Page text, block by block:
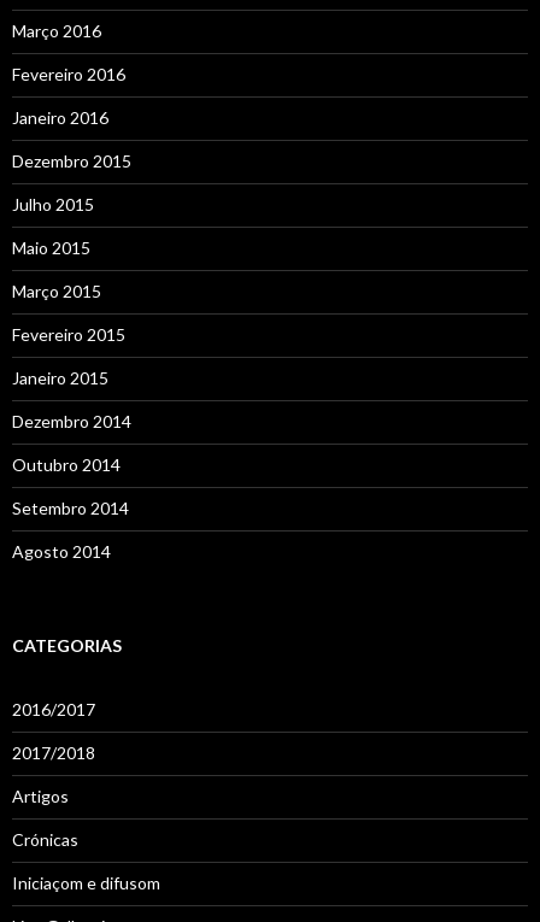
Março 2016
Fevereiro 2016
Janeiro 2016
Dezembro 2015
Julho 2015
Maio 2015
Março 2015
Fevereiro 2015
Janeiro 2015
Dezembro 2014
Outubro 2014
Setembro 2014
Agosto 2014
CATEGORIAS
2016/2017
2017/2018
Artigos
Crónicas
Iniciaçom e difusom